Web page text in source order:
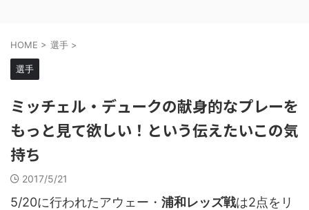
HOME > 選手 >
選手
ミッチェル・デュークの献身的なプレーを
もっと見て欲しい！という伝えたいこの気
持ち
2017/5/21
5/20に行われたアウェー・ 浦和レッズ戦は2点をリ